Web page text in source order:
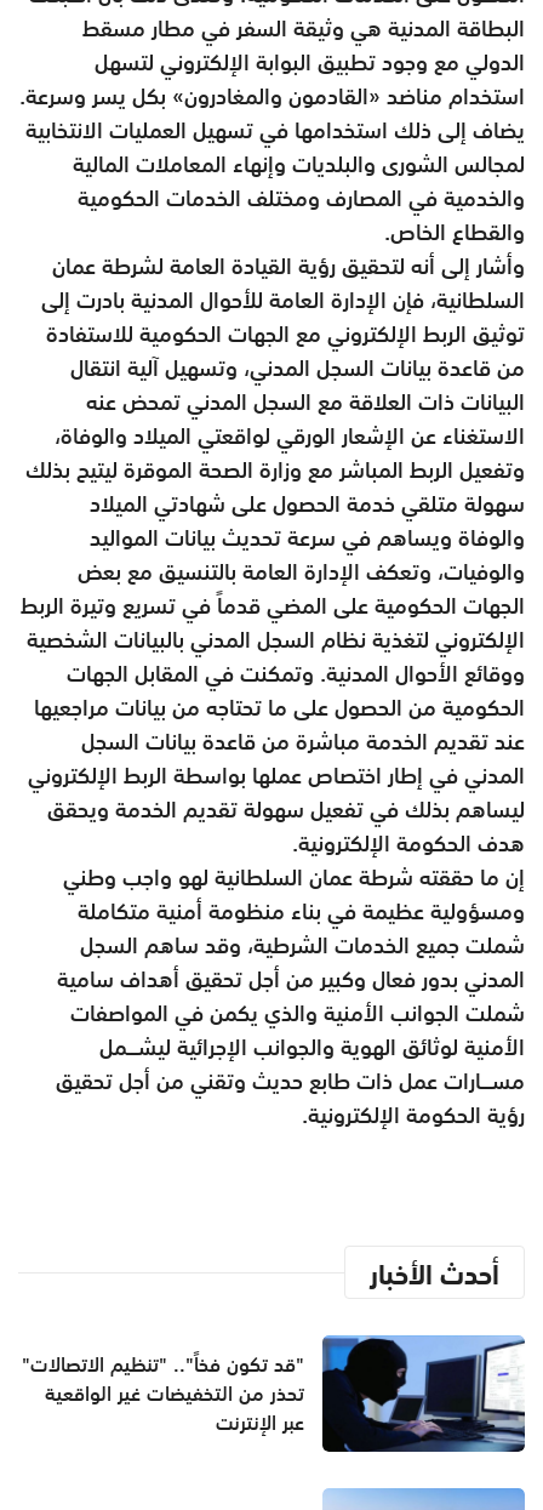
البطاقة المدنية هي وثيقة السفر في مطار مسقط
الدولي مع وجود تطبيق البوابة الإلكتروني لتسهل
استخدام مناضد «القادمون والمغادرون» بكل يسر وسرعة.
يضاف إلى ذلك استخدامها في تسهيل العمليات الانتخابية
لمجالس الشورى والبلديات وإنهاء المعاملات المالية
والخدمية في المصارف ومختلف الخدمات الحكومية
والقطاع الخاص.
وأشار إلى أنه لتحقيق رؤية القيادة العامة لشرطة عمان
السلطانية، فإن الإدارة العامة للأحوال المدنية بادرت إلى
توثيق الربط الإلكتروني مع الجهات الحكومية للاستفادة
من قاعدة بيانات السجل المدني، وتسهيل آلية انتقال
البيانات ذات العلاقة مع السجل المدني تمحض عنه
الاستغناء عن الإشعار الورقي لواقعتي الميلاد والوفاة،
وتفعيل الربط المباشر مع وزارة الصحة الموقرة ليتيح بذلك
سهولة متلقي خدمة الحصول على شهادتي الميلاد
والوفاة ويساهم في سرعة تحديث بيانات المواليد
والوفيات، وتعكف الإدارة العامة بالتنسيق مع بعض
الجهات الحكومية على المضي قدماً في تسريع وتيرة الربط
الإلكتروني لتغذية نظام السجل المدني بالبيانات الشخصية
ووقائع الأحوال المدنية. وتمكنت في المقابل الجهات
الحكومية من الحصول على ما تحتاجه من بيانات مراجعيها
عند تقديم الخدمة مباشرة من قاعدة بيانات السجل
المدني في إطار اختصاص عملها بواسطة الربط الإلكتروني
ليساهم بذلك في تفعيل سهولة تقديم الخدمة ويحقق
هدف الحكومة الإلكترونية.
إن ما حققته شرطة عمان السلطانية لهو واجب وطني
ومسؤولية عظيمة في بناء منظومة أمنية متكاملة
شملت جميع الخدمات الشرطية، وقد ساهم السجل
المدني بدور فعال وكبير من أجل تحقيق أهداف سامية
شملت الجوانب الأمنية والذي يكمن في المواصفات
الأمنية لوثائق الهوية والجوانب الإجرائية ليشـــمل
مســـارات عمل ذات طابع حديث وتقني من أجل تحقيق
رؤية الحكومة الإلكترونية.
أحدث الأخبار
"قد تكون فخاً".. "تنظيم الاتصالات"
تحذر من التخفيضات غير الواقعية
عبر الإنترنت